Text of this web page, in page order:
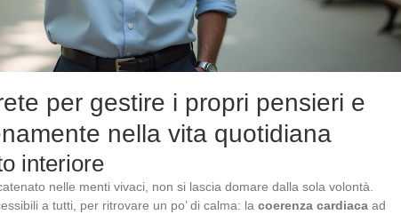
per gestire i propri pensieri e
nella vita quotidiana
interiore
nelle menti vivaci, non si lascia domare dalla sola volontà.
a tutti, per ritrovare un po’ di calma: la coerenza cardiaca ad